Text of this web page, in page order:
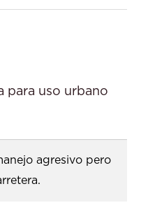
para uso urbano
agresivo pero